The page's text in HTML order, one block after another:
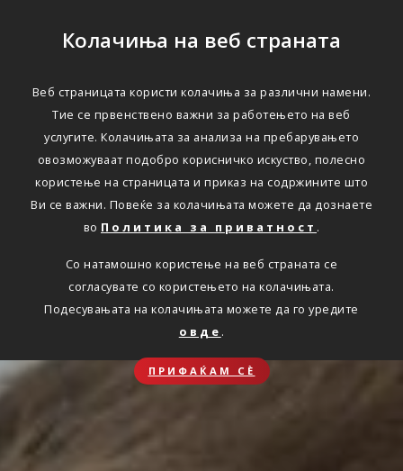
Колачиња на веб страната
Веб страницата користи колачиња за различни намени.
Тие се првенствено важни за работењето на веб
услугите. Колачињата за анализа на пребарувањето
овозможуваат подобро корисничко искуство, полесно
користење на страницата и приказ на содржините што
Ви се важни. Повеќе за колачињата можете да дознаете
во Политика за приватност .
Со натамошно користење на веб страната се
согласувате со користењето на колачињата.
Подесувањата на колачињата можете да го уредите
овде .
ПРИФАЌАМ СЀ